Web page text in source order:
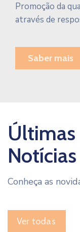
Promoção da
através de
Saber mais
Últimas
Notícias
Conheça as
Ver todas